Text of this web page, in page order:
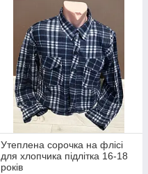
Утеплена сорочка на флісі
для хлопчика підлітка 16-18
років